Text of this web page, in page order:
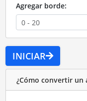
Agregar borde:
INICIAR
¿Cómo convertir un